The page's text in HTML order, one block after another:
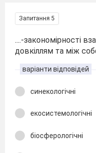
Запитання 5
....-закономірності
довкіллям та між
варіанти відповідей
синекологічні
екосистемологічні
біосферологічні